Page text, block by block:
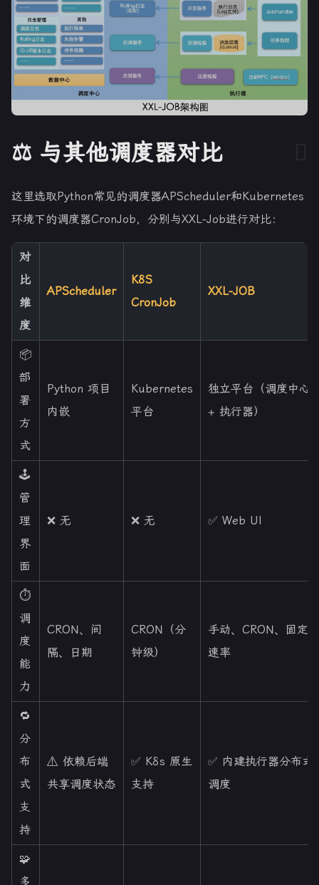
⚖️ 与其他调度器对比
这里选取Python常见的调度器APScheduler和Kubernetes
环境下的调度器CronJob，分别与XXL-Job进行对比：
对
比
维
度
APScheduler
K8S
CronJob
XXL-JOB
📦
部
署
方
式
Python 项目
内嵌
Kubernetes
平台
独立平台（调度中心
+ 执行器）
🕹️
管
理
界
面
❌ 无 ❌ 无 ✅ Web UI
⏱️
调
度
能
力
CRON、间
隔、日期
CRON（分
钟级）
手动、CRON、固定
速率
🔁
分
布
式
支
持
⚠️ 依赖后端
共享调度状态
✅ K8s 原生
支持
✅ 内建执行器分布式
调度
🧩
多